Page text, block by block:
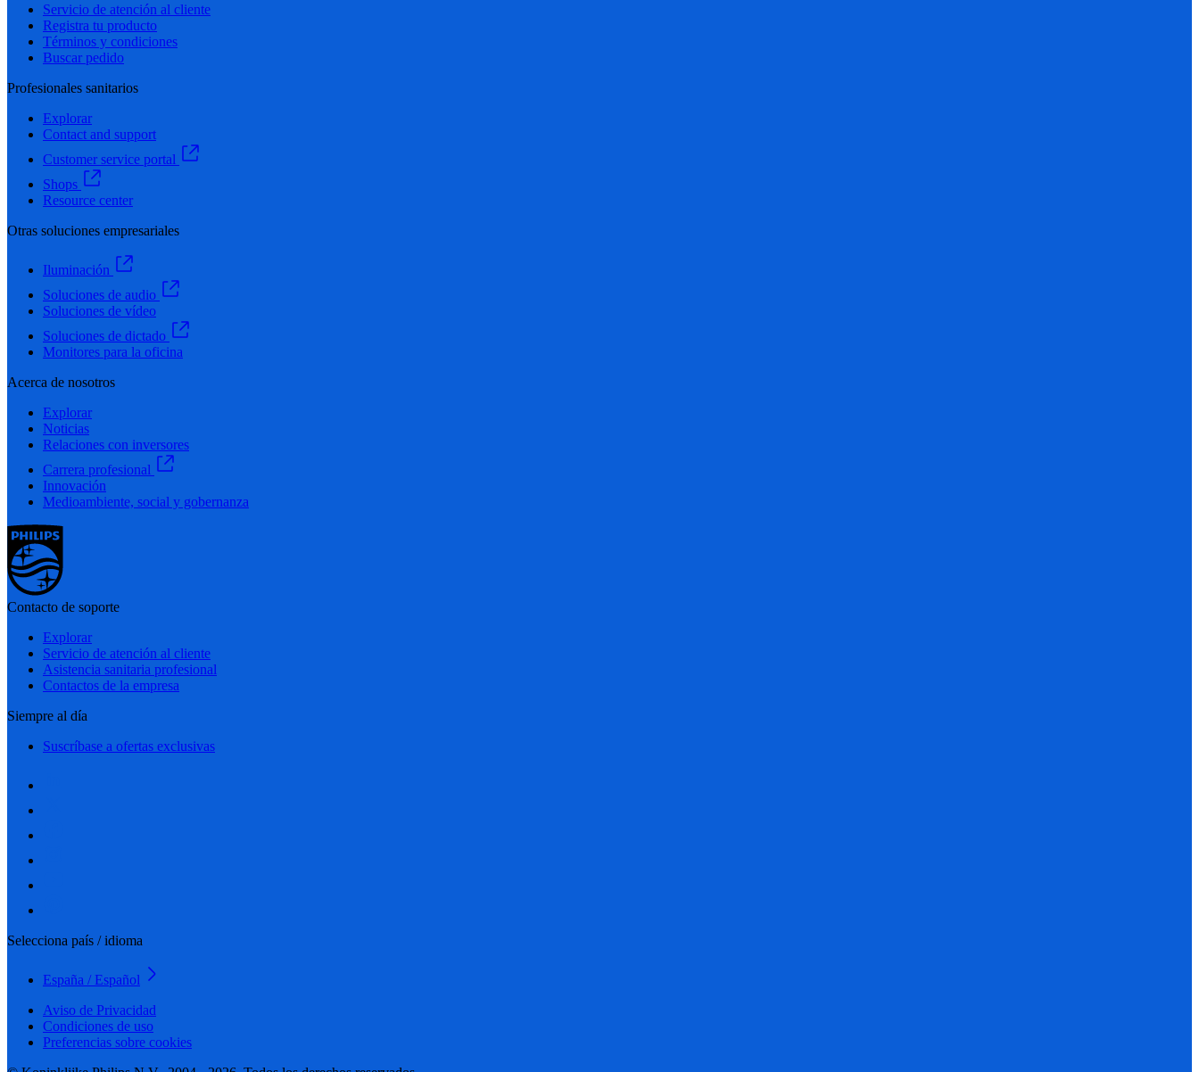
Servicio de atención al cliente
Registra tu producto
Términos y condiciones
Buscar pedido
Profesionales sanitarios
Explorar
Contact and support
Customer service portal
Shops
Resource center
Otras soluciones empresariales
Iluminación
Soluciones de audio
Soluciones de vídeo
Soluciones de dictado
Monitores para la oficina
Acerca de nosotros
Explorar
Noticias
Relaciones con inversores
Carrera profesional
Innovación
Medioambiente, social y gobernanza
Contacto de soporte
Explorar
Servicio de atención al cliente
Asistencia sanitaria profesional
Contactos de la empresa
Siempre al día
Suscríbase a ofertas exclusivas
Selecciona país / idioma
España / Español
Aviso de Privacidad
Condiciones de uso
Preferencias sobre cookies